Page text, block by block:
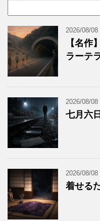
2026/08/08
【名作
ラーテ
2026/08/08
七月六
2026/08/08
着せる